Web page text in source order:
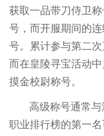
获取一品带刀侍卫
号，而开服期间的
号。累计参与第二
而在皇陵寻宝活动
摸金校尉称号。
高级称号通常
职业排行榜的第一